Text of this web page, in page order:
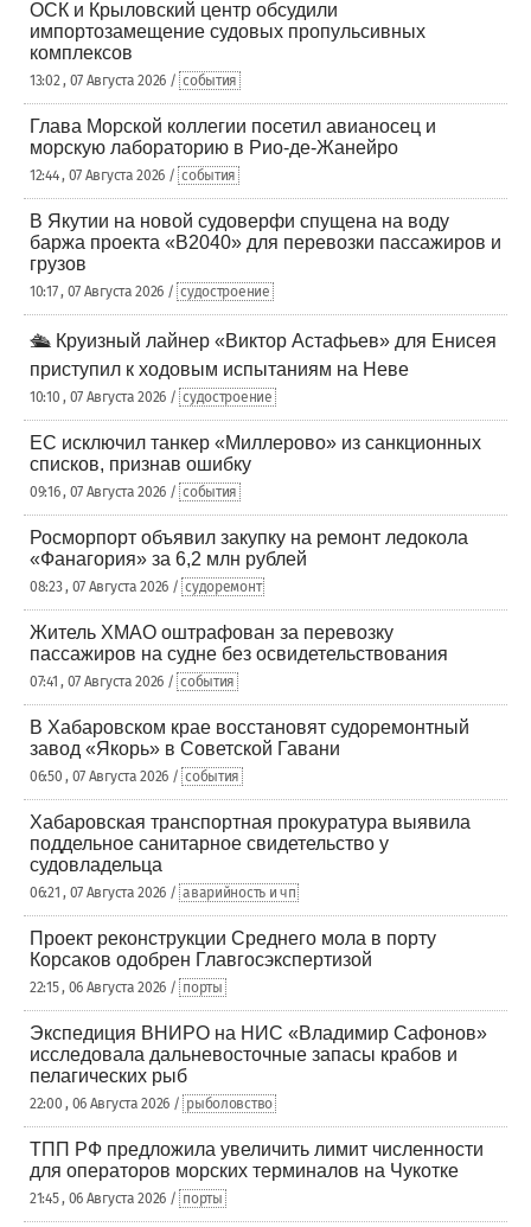
ОСК и Крыловский центр обсудили
импортозамещение судовых пропульсивных
комплексов
13:02 , 07 Августа 2026 / события
Глава Морской коллегии посетил авианосец и
морскую лабораторию в Рио-де-Жанейро
12:44 , 07 Августа 2026 / события
В Якутии на новой судоверфи спущена на воду
баржа проекта «В2040» для перевозки пассажиров и
грузов
10:17 , 07 Августа 2026 / судостроение
🛳️ Круизный лайнер «Виктор Астафьев» для Енисея
приступил к ходовым испытаниям на Неве
10:10 , 07 Августа 2026 / судостроение
ЕС исключил танкер «Миллерово» из санкционных
списков, признав ошибку
09:16 , 07 Августа 2026 / события
Росморпорт объявил закупку на ремонт ледокола
«Фанагория» за 6,2 млн рублей
08:23 , 07 Августа 2026 / судоремонт
Житель ХМАО оштрафован за перевозку
пассажиров на судне без освидетельствования
07:41 , 07 Августа 2026 / события
В Хабаровском крае восстановят судоремонтный
завод «Якорь» в Советской Гавани
06:50 , 07 Августа 2026 / события
Хабаровская транспортная прокуратура выявила
поддельное санитарное свидетельство у
судовладельца
06:21 , 07 Августа 2026 / аварийность и чп
Проект реконструкции Среднего мола в порту
Корсаков одобрен Главгосэкспертизой
22:15 , 06 Августа 2026 / порты
Экспедиция ВНИРО на НИС «Владимир Сафонов»
исследовала дальневосточные запасы крабов и
пелагических рыб
22:00 , 06 Августа 2026 / рыболовство
ТПП РФ предложила увеличить лимит численности
для операторов морских терминалов на Чукотке
21:45 , 06 Августа 2026 / порты